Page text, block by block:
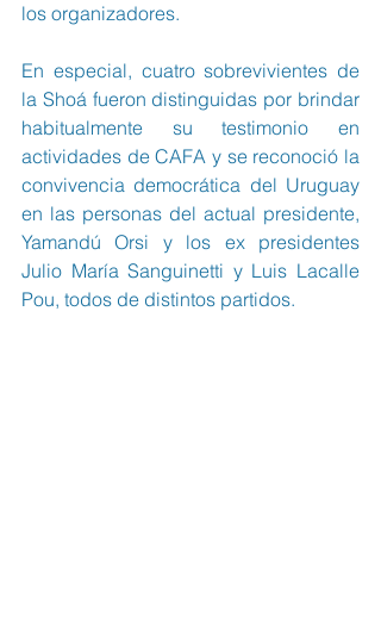
los organizadores.
En especial, cuatro sobrevivientes de
la Shoá fueron distinguidas por brindar
habitualmente su testimonio en
actividades de CAFA y se reconoció la
convivencia democrática del Uruguay
en las personas del actual presidente,
Yamandú Orsi y los ex presidentes
Julio María Sanguinetti y Luis Lacalle
Pou, todos de distintos partidos.